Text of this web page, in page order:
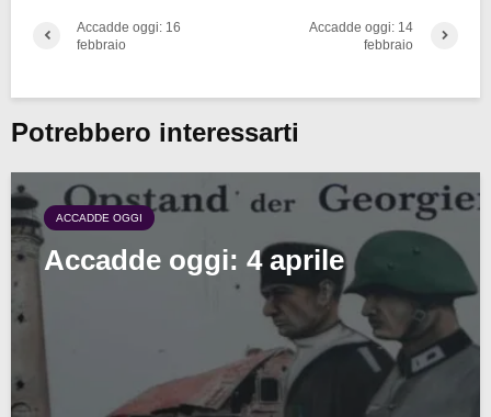
Accadde oggi: 16
febbraio
Accadde oggi: 14
febbraio
Potrebbero interessarti
ACCADDE OGGI
Accadde oggi: 4 aprile